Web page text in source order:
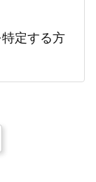
定する方